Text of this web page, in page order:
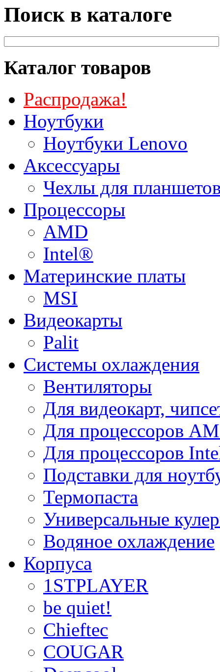
Поиск в каталоге
Каталог товаров
Распродажа!
Ноутбуки
Ноутбуки Lenovo
Аксессуары
Чехлы для
Процессоры
AMD
Intel®
Материнские платы
MSI
Видеокарты
Palit
Системы охлаждения
Вентиляторы
Для видеокарт,
Для процессоров
Для процессоров
Подставки для
Термопаста
Универсальные
Водяное охлаждение
Корпуса
1STPLAYER
be quiet!
Chieftec
COUGAR